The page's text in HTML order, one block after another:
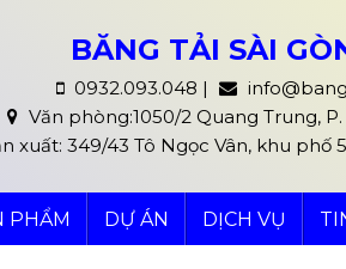
BĂNG TẢI SÀI
0932.093.048 |
Văn phòng:1050/2 Quang Trung,
xuất: 349/43 Tô Ngọc Vân, khu phố
PHẨM DỰ ÁN DỊCH VỤ